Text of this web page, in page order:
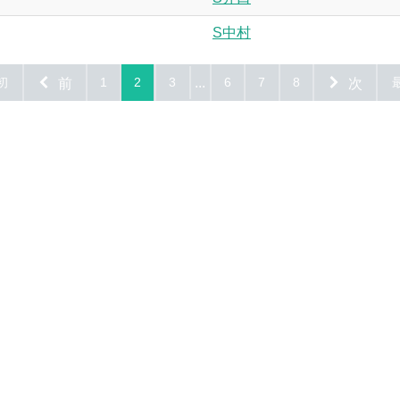
S中村
前 1 2 3 ... 6 7 8 次